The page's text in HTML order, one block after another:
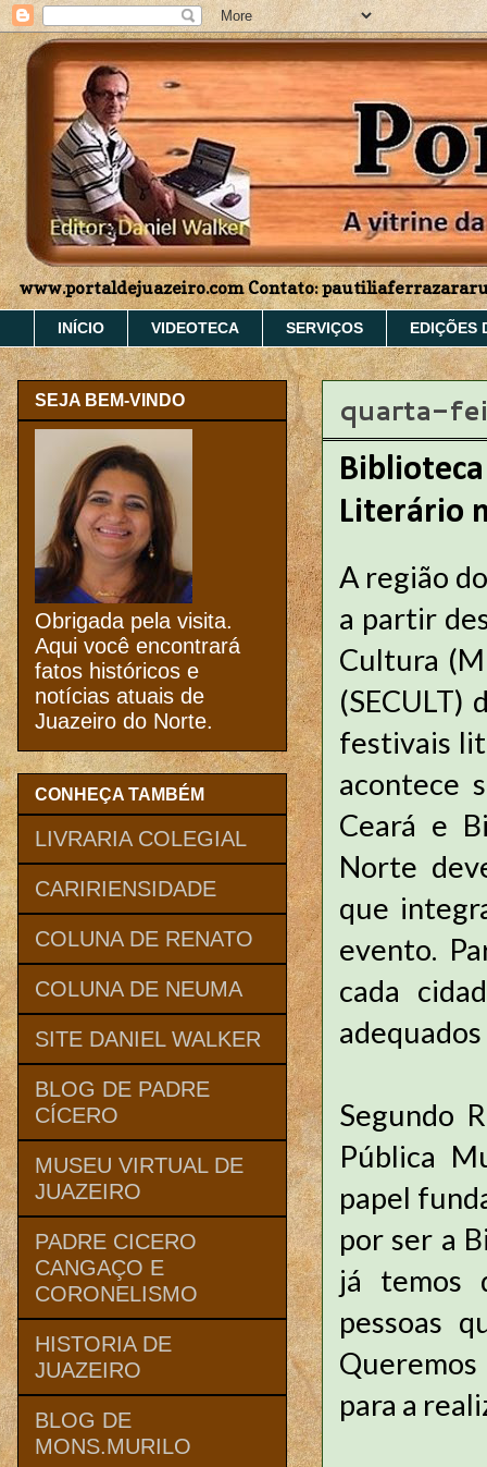
www.portaldejuazeiro.com Contato:
INÍCIO VIDEOTECA SERVIÇOS EDIÇÕES
quarta-
Literário
A região
a partir
Cultura
(SECULT)
festivais
acontece
Ceará e
Norte
que
evento.
cada
Segundo
Pública
papel
por ser a
já temos
pessoas
para a
SEJA BEM-VINDO
Obrigada pela visita.
Aqui você encontrará
fatos históricos e
notícias atuais de
Juazeiro do Norte.
CONHEÇA TAMBÉM
LIVRARIA COLEGIAL
CARIRIENSIDADE
COLUNA DE RENATO
COLUNA DE NEUMA
SITE DANIEL WALKER
BLOG DE PADRE
CÍCERO
MUSEU VIRTUAL DE
JUAZEIRO
PADRE CICERO
CANGAÇO E
CORONELISMO
HISTORIA DE
JUAZEIRO
BLOG DE
MONS.MURILO